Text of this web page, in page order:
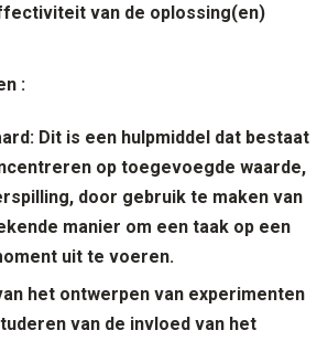
van de oplossing(en)
:
: Dit is een hulpmiddel dat bestaat
op toegevoegde waarde,
door gebruik te maken van
manier om een taak op een
uit te voeren.
het ontwerpen van experimenten
van de invloed van het